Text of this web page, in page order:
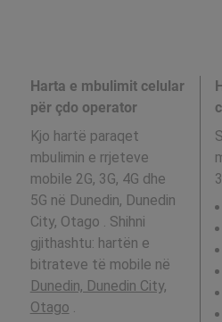
Harta e mbulimit celular
për çdo operator
Kjo hartë paraqet
mbulimin e rrjeteve
mobile 2G, 3G, 4G dhe
5G në Dunedin, Dunedin
City, Otago . Shihni
gjithashtu: hartën e
bitrateve të mobile në
Dunedin, Dunedin City,
Otago .